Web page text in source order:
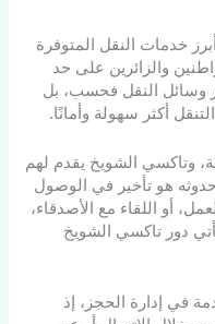
خدمات النقل المتوفرة
والزائرين على حد
وسائل النقل فحسب، بل
أكثر سهولة وأمانًا.
وتاكسي الشويخ يقدم لهم
هو تأخير في الوصول
أو اللقاء مع الأصدقاء،
دور تاكسي الشويخ
في إدارة الحجز، إذ